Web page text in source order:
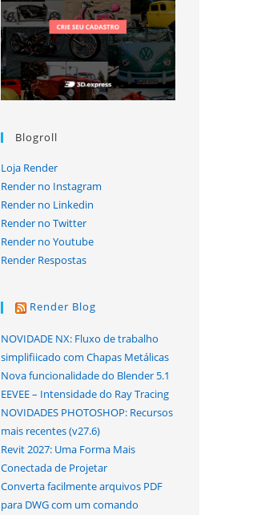
Blogroll
Loja Render
Render no Instagram
Render no Linkedin
Render no Twitter
Render no Youtube
Render Respostas
Render Blog
NOVIDADE NX: Fluxo de trabalho
simplifiicado com Chapas Metálicas
Nova funcionalidade do Blender 5.1
EEVEE – Intensidade do Ray Tracing
NOVIDADES PHOTOSHOP: Recursos
mais recentes (v27.6)
Revit 2027: Uma Forma Mais
Conectada de Projetar
Converta facilmente arquivos PDF
para DWG com um comando